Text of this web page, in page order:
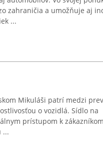
zahraničia a umožňuje aj
...
Mikuláši patrí medzi
o vozidlá. Sídlo na
prístupom k
...